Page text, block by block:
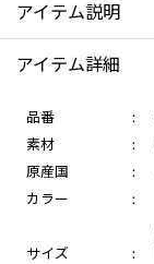
アイテム説明
アイテム詳細
品番 :
素材
:
原産国
:
カラー
:
サイズ
: